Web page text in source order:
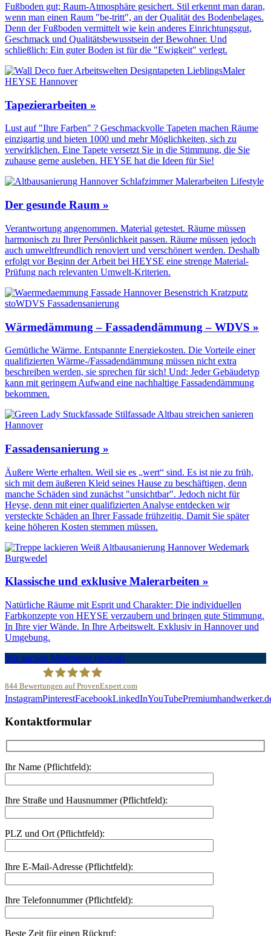
Fußboden gut; Raum-Atmosphäre gesichert. Stil erkennt man daran,
wenn man einen Raum "be-tritt", an der Qualität des Boden­belages.
Denn der Fuß­boden vermittelt wie kein anderes Einrichtungs­gut,
Geschmack und Qualitäts­bewusstsein der Bewohner. Und
schließlich: Ein guter Boden ist für die "Ewigkeit" verlegt.
Tapezierarbeiten »
Lust auf "Ihre Farben" ? Geschmackvolle Tapeten machen Räume
einzigartig und bieten 1000 und mehr Möglichkeiten, sich zu
verwirklichen. Eine Tapete versetzt Sie in die Stimmung, die Sie
zuhause gerne ausleben. HEYSE hat die Ideen für Sie!
Der gesunde Raum »
Verantwortung angenommen. Material getestet. Räume müssen
harmonisch zu Ihrer Persönlichkeit passen. Räume müssen jedoch
auch umweltfreundlich renoviert und verschönert werden. Deshalb
erfolgt vor Beginn der Arbeit bei HEYSE eine strenge Material-
Prüfung nach relevanten Umwelt-Kriterien.
Wärmedämmung – Fassadendämmung – WDVS »
Gemütliche Wärme. Entspannte Energiekosten. Die Vorteile einer
qualifizierten Wärme-/Fassadendämmung müssen nicht extra
beschreiben werden, sie sprechen für sich! Und: Jeder Gebäudetyp
kann mit geringem Aufwand eine nachhaltige Fassadendämmung
bekommen.
Fassadensanierung »
Äußere Werte erhalten. Weil sie es „wert“ sind. Es ist nie zu früh,
sich mit dem äußeren Kleid seines Hause zu beschäftigen, denn
manche Schäden sind zunächst "unsichtbar". Jedoch nicht für
Heyse, denn mit einer qualifizierten Analyse entdecken wir
versteckte Schäden an Ihrer Fassade frühzeitig. Damit Sie später
keine höheren Kosten stemmen müssen.
Klassische und exklusive Malerarbeiten »
Natürliche Räume mit Esprit und Charakter: Die individuellen
Farbkonzepte von HEYSE verzaubern und bringen gute Stimmung.
In Ihre vier Wände. In Ihre Arbeitswelt. Exklusiv in Hannover und
Umgebung.
Wir suchen Mitarbeiter (m/w/d)
844 Bewertungen auf ProvenExpert.com
InstagramPinterestFacebookLinkedInYouTube
Kontaktformular
Ihr Name (Pflichtfeld):
Ihre Straße und Hausnummer (Pflichtfeld):
PLZ und Ort (Pflichtfeld):
Ihre E-Mail-Adresse (Pflichtfeld):
Ihre Telefonnummer (Pflichtfeld):
Beste Zeit für einen Rückruf: